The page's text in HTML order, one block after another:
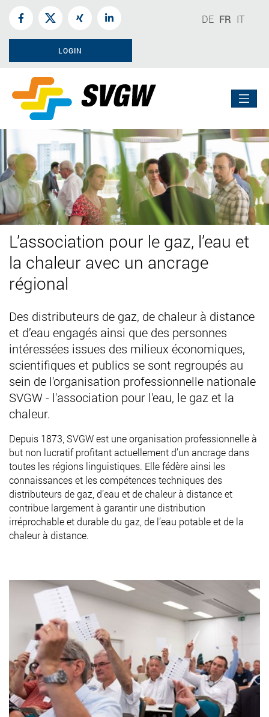
DE FR IT
LOGIN
L’association pour le gaz, l’eau et
la chaleur avec un ancrage
régional
Des distributeurs de gaz, de chaleur à distance
et d’eau engagés ainsi que des personnes
intéressées issues des milieux économiques,
scientifiques et publics se sont regroupés au
sein de l'organisation professionnelle nationale
SVGW - l'association pour l'eau, le gaz et la
chaleur.
Depuis 1873, SVGW est une organisation professionnelle à
but non lucratif profitant actuellement d’un ancrage dans
toutes les régions linguistiques. Elle fédère ainsi les
connaissances et les compétences techniques des
distributeurs de gaz, d’eau et de chaleur à distance et
contribue largement à garantir une distribution
irréprochable et durable du gaz, de l’eau potable et de la
chaleur à distance.